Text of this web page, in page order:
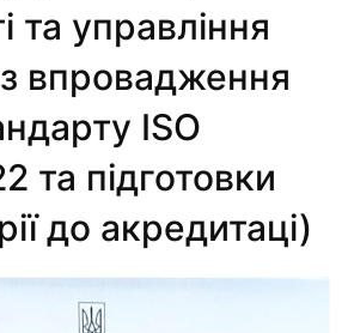
та управління
впровадження
ISO
та підготовки
до акредитаці)